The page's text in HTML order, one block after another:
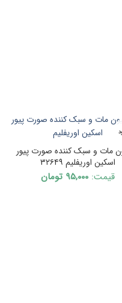
مات و سبک کننده صورت پیور
اسکین اوریفلیم ۳۲۶۴۹
قیمت: ۹۵,۰۰۰ تومان